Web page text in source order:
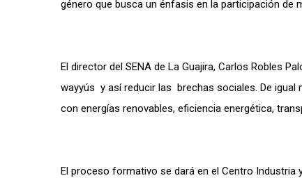
género que busca un énfasis en la participación de
El director del SENA de La Guajira, Carlos Robles
wayyús y así reducir las brechas sociales. De igual
con energías renovables, eficiencia energética,
El proceso formativo se dará en el Centro Industria